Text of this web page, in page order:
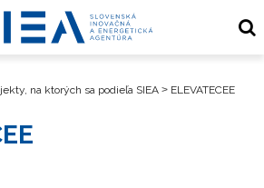
na ktorých sa podieľa SIEA > ELEVATECEE